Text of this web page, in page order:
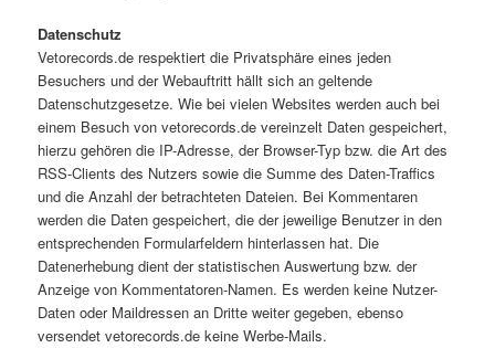
Datenschutz
Vetorecords.de respektiert die Privatsphäre eines jeden
Besuchers und der Webauftritt hällt sich an geltende
Datenschutzgesetze. Wie bei vielen Websites werden auch bei
einem Besuch von vetorecords.de vereinzelt Daten gespeichert,
hierzu gehören die IP-Adresse, der Browser-Typ bzw. die Art des
RSS-Clients des Nutzers sowie die Summe des Daten-Traffics
und die Anzahl der betrachteten Dateien. Bei Kommentaren
werden die Daten gespeichert, die der jeweilige Benutzer in den
entsprechenden Formularfeldern hinterlassen hat. Die
Datenerhebung dient der statistischen Auswertung bzw. der
Anzeige von Kommentatoren-Namen. Es werden keine Nutzer-
Daten oder Maildressen an Dritte weiter gegeben, ebenso
versendet vetorecords.de keine Werbe-Mails.